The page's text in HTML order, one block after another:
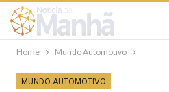
Home Mundo Automotivo
MUNDO AUTOMOTIVO